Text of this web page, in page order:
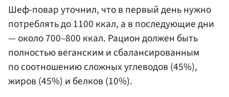
Шеф-повар уточнил, что в первый день нужно
потреблять до 1100 ккал, а в последующие дни
— около 700–800 ккал. Рацион должен быть
полностью веганским и сбалансированным
по соотношению сложных углеводов (45%),
жиров (45%) и белков (10%).